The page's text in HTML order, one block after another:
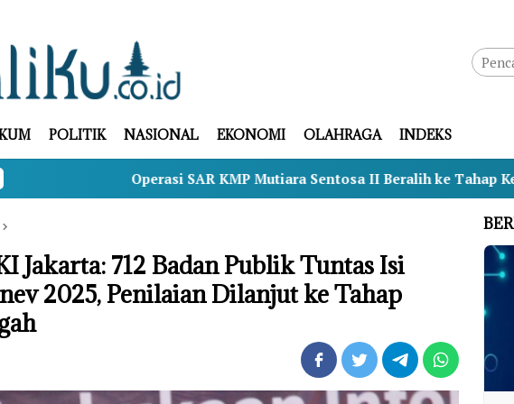
POLITIK NASIONAL EKONOMI OLAHRAGA INDEKS
Operasi SAR KMP Mutiara Sentosa II Beralih ke Tahap Kesiapsiagaan,
Jakarta: 712 Badan Publik Tuntas Isi
2025, Penilaian Dilanjut ke Tahap